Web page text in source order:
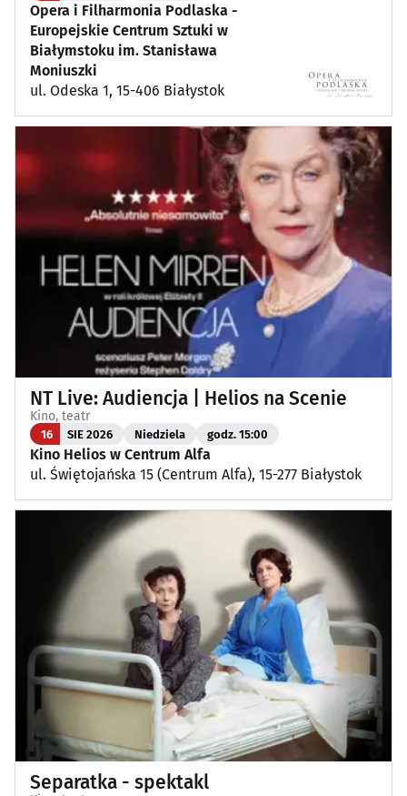
Opera i Filharmonia Podlaska -
Europejskie Centrum Sztuki w
Białymstoku im. Stanisława
Moniuszki
ul. Odeska 1, 15-406 Białystok
NT Live: Audiencja | Helios na Scenie
Kino, teatr
16 SIE 2026 Niedziela godz. 15:00
Kino Helios w Centrum Alfa
ul. Świętojańska 15 (Centrum Alfa), 15-277 Białystok
Separatka - spektakl